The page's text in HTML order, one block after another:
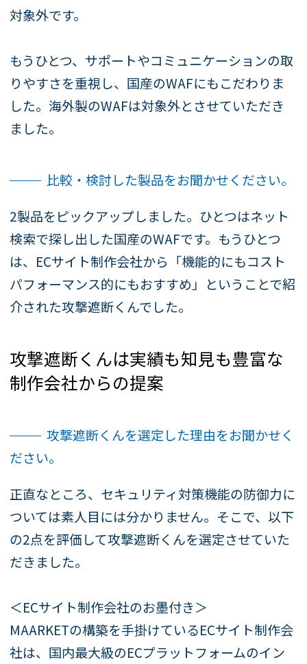
対象外です。
もうひとつ、サポートやコミュニケーションの取
りやすさを重視し、国産のWAFにもこだわりま
した。海外製のWAFは対象外とさせていただき
ました。
比較・検討した製品をお聞かせください。
2製品をピックアップしました。ひとつはネット
検索で探し出した国産のWAFです。もうひとつ
は、ECサイト制作会社から「機能的にもコスト
パフォーマンス的にもおすすめ」ということで紹
介された攻撃遮断くんでした。
攻撃遮断くんは実績も知見も豊富な
制作会社からの提案
攻撃遮断くんを選定した理由をお聞かせく
ださい。
正直なところ、セキュリティ対策機能の防御力に
ついては素人目には分かりません。そこで、以下
の2点を評価して攻撃遮断くんを選定させていた
だきました。
＜ECサイト制作会社のお墨付き＞
MAARKETの構築を手掛けているECサイト制作会
社は、国内最大級のECプラットフォームのイン